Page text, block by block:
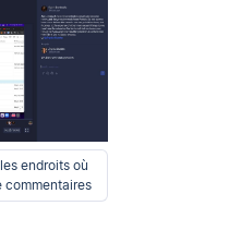
endroits où
commentaires